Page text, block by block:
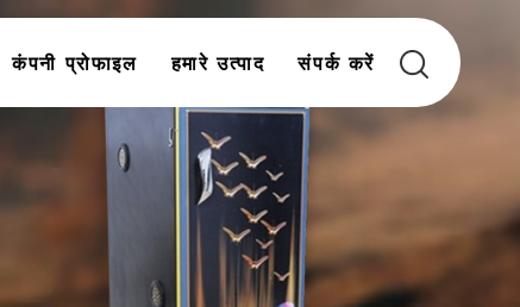
कंपनी प्रोफाइल हमारे उत्पाद संपर्क करें